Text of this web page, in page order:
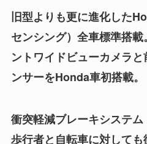
旧型よりも更に進化した
センシング）全車標準搭
ントワイドビューカメラ
ンサーをHonda車初搭載。
衝突軽減ブレーキシステ
歩行者と自転車に対して